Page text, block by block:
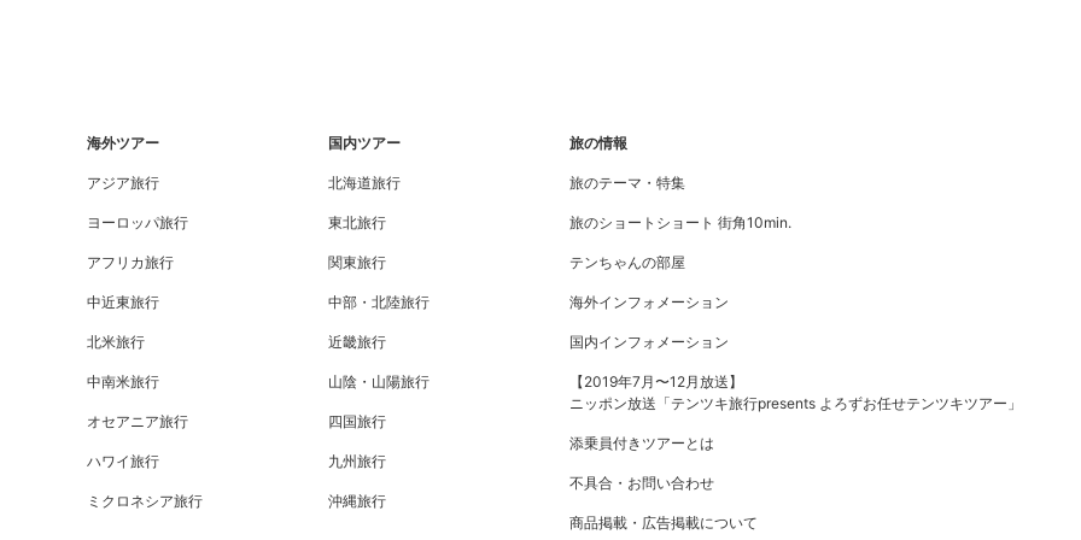
海外ツアー
アジア旅行
ヨーロッパ旅行
アフリカ旅行
中近東旅行
北米旅行
中南米旅行
オセアニア旅行
ハワイ旅行
ミクロネシア旅行
国内ツアー
北海道旅行
東北旅行
関東旅行
中部・北陸旅行
近畿旅行
山陰・山陽旅行
四国旅行
九州旅行
沖縄旅行
旅の情報
旅のテーマ・特集
旅のショートショート 街角10min.
テンちゃんの部屋
海外インフォメーション
国内インフォメーション
【2019年7月〜12月放送】
ニッポン放送「テンツキ旅行presents よろずお任せテンツキツアー」
添乗員付きツアーとは
不具合・お問い合わせ
商品掲載・広告掲載について